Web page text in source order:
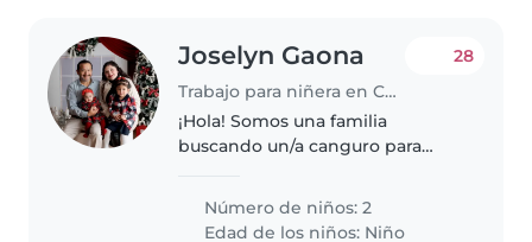
Joselyn Gaona
Trabajo para niñera en Coyoacán
28
¡Hola! Somos una familia
buscando un/a canguro para
niña en edad de guardería y una
niña en edad preescolar.
Número de niños: 2
Edad de los niños: Niño